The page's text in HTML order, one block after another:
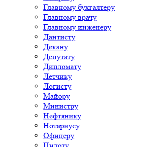
Главному бухгалтеру
Главному врачу
Главному инженеру
Дантисту
Декану
Депутату
Дипломату
Летчику
Логисту
Майору
Министру
Нефтянику
Нотариусу
Офицеру